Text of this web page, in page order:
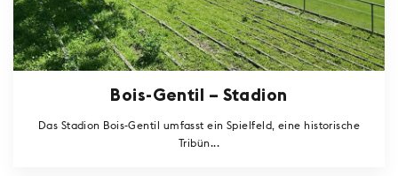
Bois-Gentil – Stadion
Das Stadion Bois-Gentil umfasst ein Spielfeld, eine historische
Tribün...